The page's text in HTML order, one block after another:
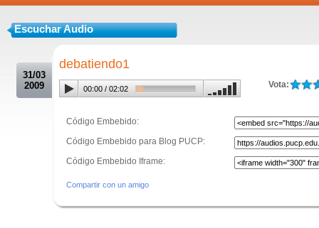
Escuchar Audio
31/03
2009
debatiendo1
Vota:
00:00 / 02:02
Código Embebido:
Código Embebido para Blog PUCP:
Código Embebido Iframe:
Compartir con un amigo